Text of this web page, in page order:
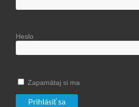
Heslo
Zapamätaj si ma